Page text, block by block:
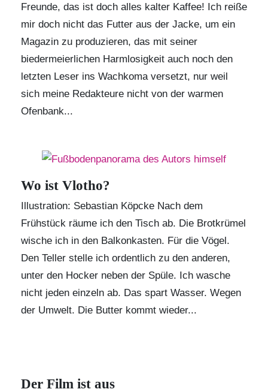
Freunde, das ist doch alles kalter Kaffee! Ich reiße
mir doch nicht das Futter aus der Jacke, um ein
Magazin zu produzieren, das mit seiner
biedermeierlichen Harmlosigkeit auch noch den
letzten Leser ins Wachkoma versetzt, nur weil
sich meine Redakteure nicht von der warmen
Ofenbank...
Wo ist Vlotho?
Illustration: Sebastian Köpcke Nach dem
Frühstück räume ich den Tisch ab. Die Brotkrümel
wische ich in den Balkonkasten. Für die Vögel.
Den Teller stelle ich ordentlich zu den anderen,
unter den Hocker neben der Spüle. Ich wasche
nicht jeden einzeln ab. Das spart Wasser. Wegen
der Umwelt. Die Butter kommt wieder...
Der Film ist aus